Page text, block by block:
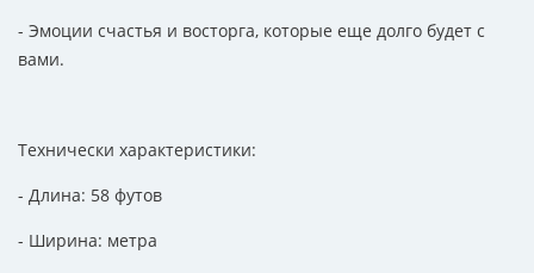
- Эмоции счастья и восторга, которые еще долго будет с
вами.
Технически характеристики:
- Длина: 58 футов
- Ширина: метра